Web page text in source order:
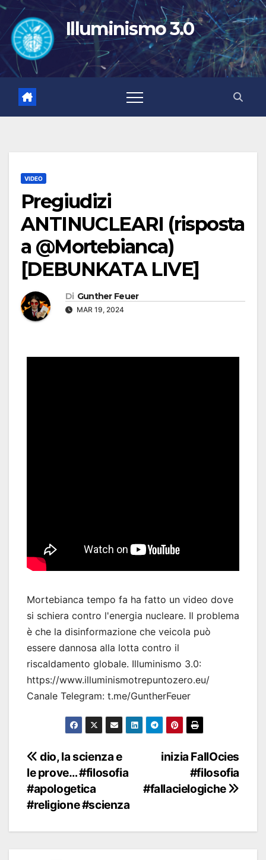
Salta
contenuto
Illuminismo 3.0
VIDEO
Pregiudizi
ANTINUCLEARI (risposta
a @Mortebianca)
[DEBUNKATA LIVE]
Di Gunther Feuer
MAR 19, 2024
Mortebianca tempo fa ha fatto un video dove
si schiera contro l'energia nucleare. Il problema
è che la disinformazione che veicola può
essere dannosa alla lotta contro il
riscaldamento globale. Illuminismo 3.0:
https://www.illuminismotrepuntozero.eu/
Canale Telegram: t.me/GuntherFeuer
Navigazione
articoli
inizia FallOcies
#filosofia
#fallacielogiche
dio, la scienza e
le prove… #filosofia
#apologetica
#religione #scienza